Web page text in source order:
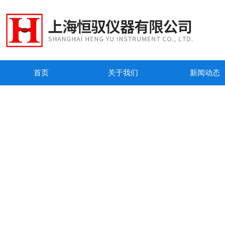
首页 关于我们 新闻动态